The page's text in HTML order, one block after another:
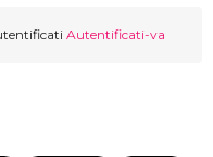
Autentificati-va